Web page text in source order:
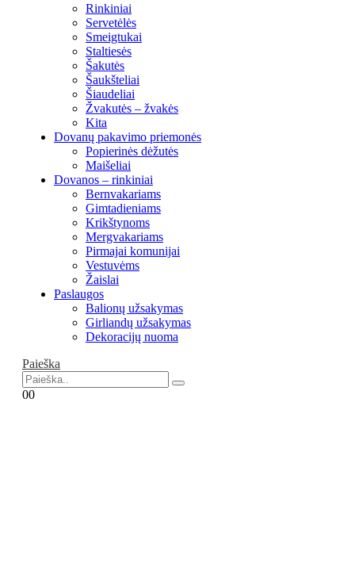
Rinkiniai
Servetėlės
Smeigtukai
Staltiesės
Šakutės
Šaukšteliai
Šiaudeliai
Žvakutės – žvakės
Kita
Dovanų pakavimo priemonės
Popierinės dėžutės
Maišeliai
Dovanos – rinkiniai
Bernvakariams
Gimtadieniams
Krikštynoms
Mergvakariams
Pirmajai komunijai
Vestuvėms
Žaislai
Paslaugos
Balionų užsakymas
Girliandų užsakymas
Dekoracijų nuoma
Paieška
00